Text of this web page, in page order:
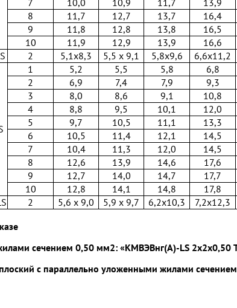
7
10,0 10,9 11,7 13,9
8
11,7 12,7 13,7 16,4
9
11,8 12,8 13,8 16,5
10
11,9 12,9 13,9 16,6
2 5,1x8,3 5,5 х 9,1 5,8x9,6 6,6x11,2
1 5,2 5,5 5,8 6,8
2
6,9 7,4 7,9 9,3
3
8,0 8,6 9,1 10,8
4
8,8 9,5 10,1 12,0
5
9,7 10,5 11,1 13,3
6
10,5 11,4 12,1 14,5
7
10,4 11,3 12,0 14,5
8
12,6 13,9 14,6 17,6
9
12,7 14,0 14,7 17,7
10
12,8 14,1 14,8 17,8
2 5,6 х 9,0 5,9 х 9,7 6,2x10,3 7,2x12,3
сечением 0,50 мм2: «КМВЭВнг(А)-LS
с параллельно уложенными жилами